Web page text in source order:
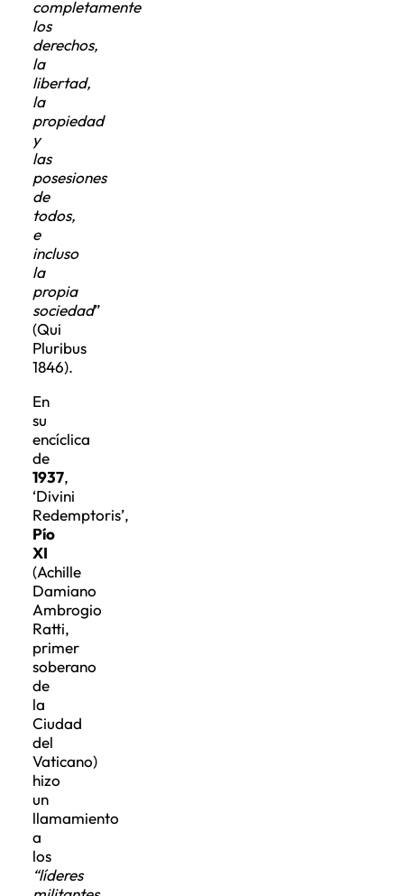
completamente
los
derechos,
la
libertad,
la
propiedad
y
las
posesiones
de
todos,
e
incluso
la
propia
sociedad”
(Qui
Pluribus
1846).
En
su
encíclica
de
1937,
‘Divini
Redemptoris’,
Pío
XI
(Achille
Damiano
Ambrogio
Ratti,
primer
soberano
de
la
Ciudad
del
Vaticano)
hizo
un
llamamiento
a
los
“líderes